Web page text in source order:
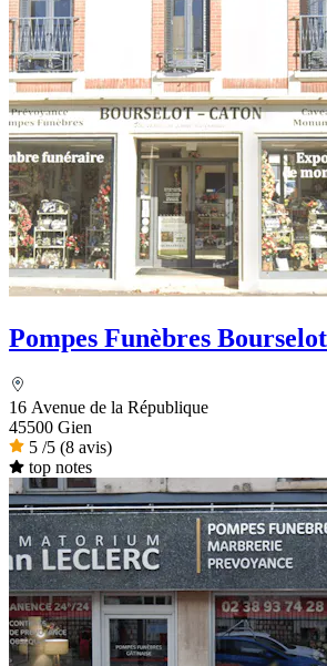
Pompes Funèbres
16 Avenue de la République
45500 Gien
5 /5 (8 avis)
top notes